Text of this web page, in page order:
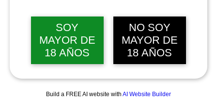
SOY
MAYOR DE
18 AÑOS
NO SOY
MAYOR DE
18 AÑOS
Build a FREE AI website with AI Website Builder